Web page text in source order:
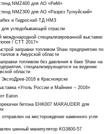
NMZ400 для АО «РиМ»
NMZ300 для АО «Разрез Тугнуйский»
и Гидроснаб ТД НМЗ
для угледобывающей отрасли
международной специализированной выставке
/ СТТ 2017»
заправки топливом Shaw предприятию по
в Амурской области
топливом без давления в баке Shaw на
специализирующегося на ведении
области
ЭкспоДрев-2016 в Красноярске
«Уголь России и Майнинг – 2016»
Eaton
бетона EHK007 MARAUDER для
на месторождение каменного угля
шинный манипулятор KG3800-57